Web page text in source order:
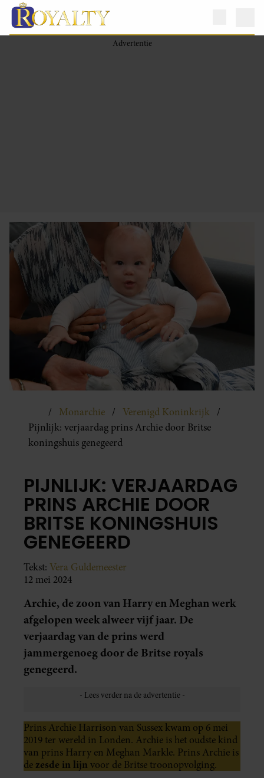
Monarchie
Verenigd Koninkrijk
Pijnlijk: verjaardag prins Archie door Britse
koningshuis genegeerd
PIJNLIJK: VERJAARDAG
PRINS ARCHIE DOOR
BRITSE KONINGSHUIS
GENEGEERD
Tekst: Vera Guldemeester
12 mei 2024
Archie, de zoon van Harry en Meghan werk
afgelopen week alweer vijf jaar. De
verjaardag van de prins werd
jammergenoeg door de Britse royals
genegeerd.
Prins Archie Harrison van Sussex kwam op 6 mei
2019 ter wereld in Londen. Archie is het oudste kind
van prins Harry en Meghan Markle. Prins Archie is
de zesde in lijn voor de Britse troonopvolging.